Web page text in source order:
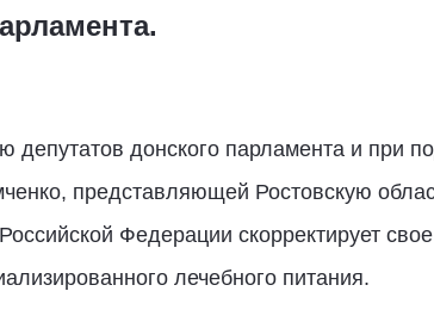
депутатов донского парламента и при
представляющей Ростовскую
Федерации скорректирует
лечебного питания.